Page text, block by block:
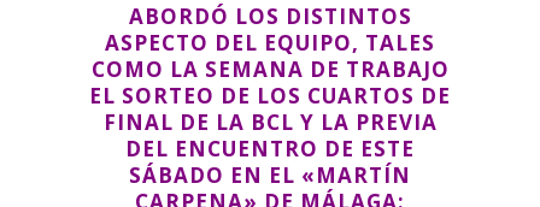
ABORDÓ LOS DISTINTOS
ASPECTO DEL EQUIPO, TALES
COMO LA SEMANA DE TRABAJO
EL SORTEO DE LOS CUARTOS DE
FINAL DE LA BCL Y LA PREVIA
DEL ENCUENTRO DE ESTE
SÁBADO EN EL «MARTÍN